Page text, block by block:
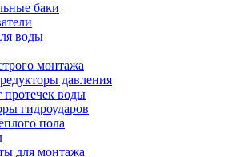
баки
воды
монтажа
давления
воды
гидроударов
пола
для монтажа